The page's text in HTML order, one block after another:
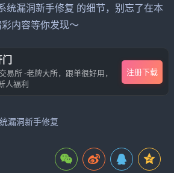
统漏洞新手修复 的细节，别忘了在本
内容等你发现～
易所 -老牌大所，跟单很好用，
人福利
注册下载
漏洞新手修复